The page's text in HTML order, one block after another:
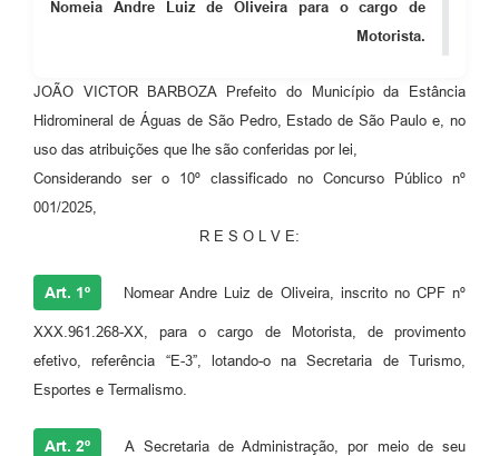
Nomeia Andre Luiz de Oliveira para o cargo de
Motorista.
JOÃO VICTOR BARBOZA Prefeito do Município da Estância
Hidromineral de Águas de São Pedro, Estado de São Paulo e, no
uso das atribuições que lhe são conferidas por lei,
Considerando ser o 10º classificado no Concurso Público nº
001/2025,
R E S O L V E:
Art. 1º Nomear Andre Luiz de Oliveira, inscrito no CPF nº
XXX.961.268-XX, para o cargo de Motorista, de provimento
efetivo, referência “E-3”, lotando-o na Secretaria de Turismo,
Esportes e Termalismo.
Art. 2º A Secretaria de Administração, por meio de seu